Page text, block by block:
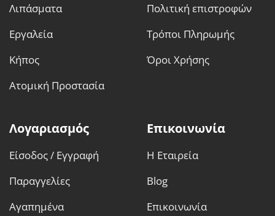
Λιπάσματα
Εργαλεία
Κήπος
Ατομική Προστασία
Πολιτική επιστροφών
Τρόποι Πληρωμής
Όροι Χρήσης
Λογαριασμός
Είσοδος / Εγγραφή
Παραγγελίες
Αγαπημένα
Επικοινωνία
Η Εταιρεία
Blog
Επικοινωνία